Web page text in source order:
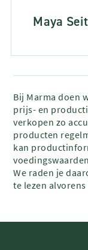
Maya
Bij Marma doen
prijs- en
verkopen zo
producten
kan
We raden je
te lezen